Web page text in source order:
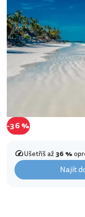
-36 %
Ušetříš až36 %
Najít